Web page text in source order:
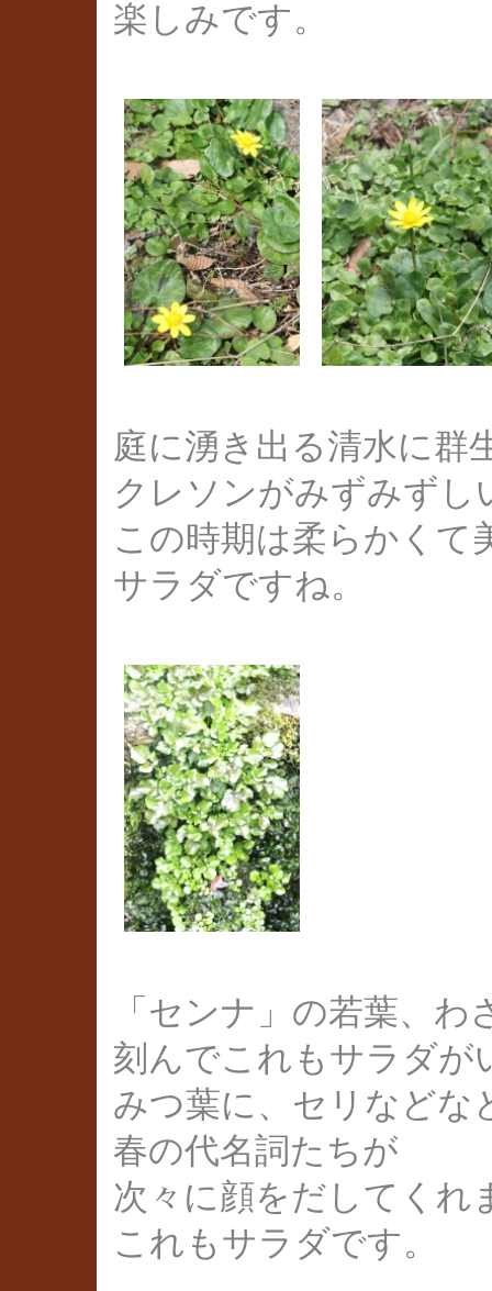
楽しみです。
庭に湧き出る清水に群
クレソンがみずみず
この時期は柔らかくて
サラダですね。
「センナ」の若葉、わ
刻んでこれもサラダが
みつ葉に、セリなどな
春の代名詞たちが
次々に顔をだしてくれ
これもサラダです。